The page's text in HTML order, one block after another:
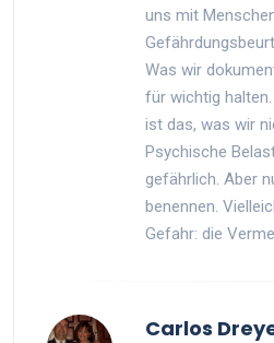
uns mit
Was wir
für wichtig
ist das, was wir
Psychische
gefährlich. Aber
benennen.
Gefahr: die
Carlos